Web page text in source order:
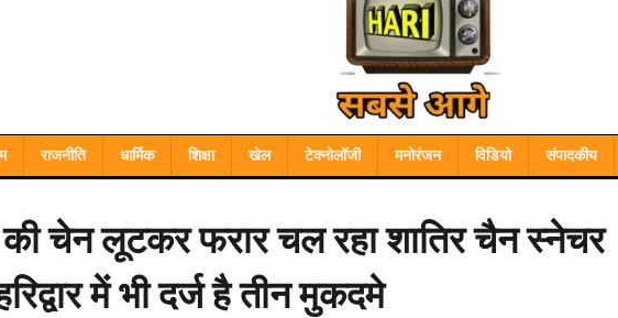
राजनीति धार्मिक शिक्षा खेल टेक्नोलॉजी मनोरंजन विडियो संपादकीय
चेन लूटकर फरार चल रहा शातिर चैन स्नेचर
में भी दर्ज है तीन मुकदमे